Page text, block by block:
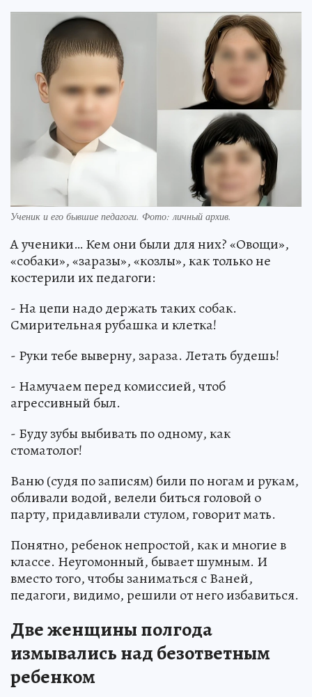
Ученик и его бывшие педагоги. Фото: личный архив.
А ученики… Кем они были для них? «Овощи»,
«собаки», «заразы», «козлы», как только не
костерили их педагоги:
- На цепи надо держать таких собак.
Смирительная рубашка и клетка!
- Руки тебе выверну, зараза. Летать будешь!
- Намучаем перед комиссией, чтоб
агрессивный был.
- Буду зубы выбивать по одному, как
стоматолог!
Ваню (судя по записям) били по ногам и рукам,
обливали водой, велели биться головой о
парту, придавливали стулом, говорит мать.
Понятно, ребенок непростой, как и многие в
классе. Неугомонный, бывает шумным. И
вместо того, чтобы заниматься с Ваней,
педагоги, видимо, решили от него избавиться.
Две женщины полгода
измывались над безответным
ребенком